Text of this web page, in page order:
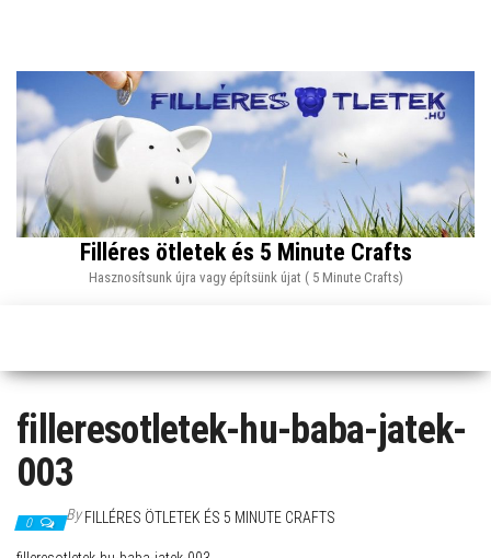
Filléres ötletek és 5 Minute Crafts
Hasznosítsunk újra vagy építsünk újat ( 5 Minute Crafts)
filleresotletek-hu-baba-jatek-
003
0 By FILLÉRES ÖTLETEK ÉS 5 MINUTE CRAFTS